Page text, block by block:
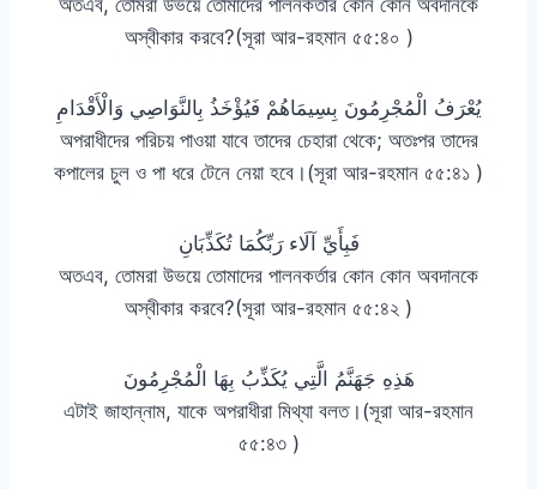
অস্বীকার করবে?(সূরা আর-রহমান ৫৫:৪০ )
يُعْرَفُ الْمُجْرِمُونَ بِسِيمَاهُمْ فَيُؤْخَذُ بِالنَّوَاصِي وَالْأَقْدَامِ
অপরাধীদের পরিচয় পাওয়া যাবে তাদের চেহারা থেকে; অতঃপর তাদের
কপালের চুল ও পা ধরে টেনে নেয়া হবে।(সূরা আর-রহমান ৫৫:৪১ )
فَبِأَيِّ آلَاء رَبِّكُمَا تُكَذِّبَانِ
অতএব, তোমরা উভয়ে তোমাদের পালনকর্তার কোন কোন অবদানকে
অস্বীকার করবে?(সূরা আর-রহমান ৫৫:৪২ )
هَذِهِ جَهَنَّمُ الَّتِي يُكَذِّبُ بِهَا الْمُجْرِمُونَ
এটাই জাহান্নাম, যাকে অপরাধীরা মিথ্যা বলত।(সূরা আর-রহমান
৫৫:৪৩ )